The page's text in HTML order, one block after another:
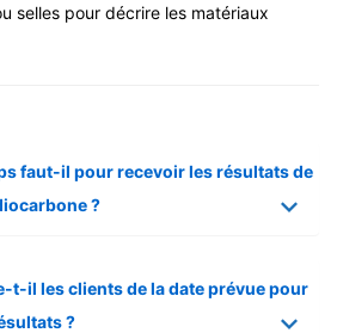
selles pour décrire les matériaux
faut-il pour recevoir les résultats de
?
t-il les clients de la date prévue pour
?